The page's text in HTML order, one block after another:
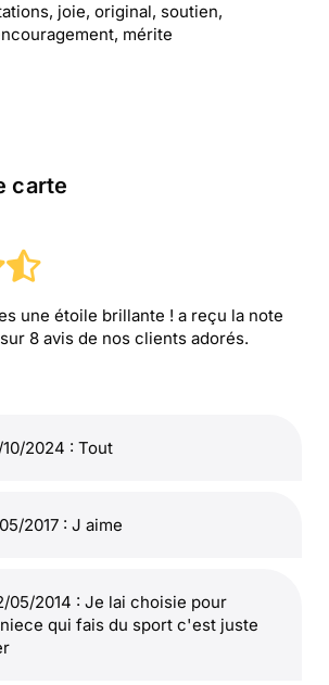
joie, original, soutien,
mérite
carte
une étoile brillante ! a reçu la note
sur 8 avis de nos clients adorés.
10/2024 : Tout
05/2017 : J aime
05/2014 : Je lai choisie pour
qui fais du sport c'est juste